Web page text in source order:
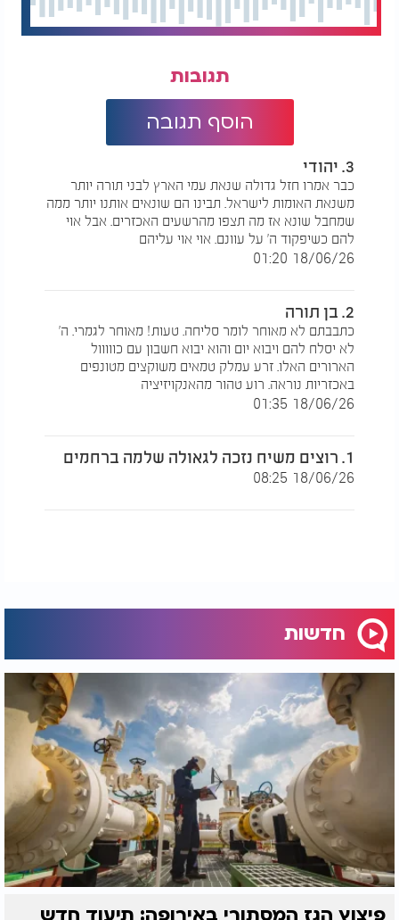
תגובות
הוסף תגובה
3. יהודי
כבר אמרו חזל גדולה שנאת עמי הארץ לבני תורה יותר
משנאת האומות לישראל. תבינו הם שונאים אותנו יותר ממה
שמחבל שונא אז מה תצפו מהרשעים האכזרים. אבל אוי
להם כשיפקוד ה' על עוונם. אוי אוי עליהם
18/06/26 01:20
2. בן תורה
כתבבתם לא מאוחר לומר סליחה. טעות! מאוחר לגמרי. ה'
לא יסלח להם ויבוא יום והוא יבוא חשבון עם כווווול
הארורים האלו. זרע עמלק טמאים משוקצים מטונפים
באכזריות נוראה. רוע טהור מהאנקויזיציה
18/06/26 01:35
1. רוצים משיח נזכה לגאולה שלמה ברחמים
18/06/26 08:25
חדשות